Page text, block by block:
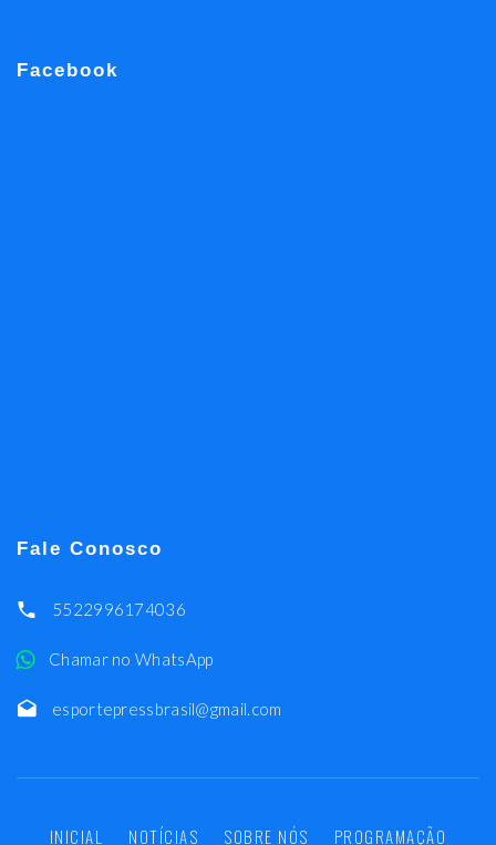
Facebook
Fale Conosco
5522996174036
Chamar no WhatsApp
esportepressbrasil@gmail.com
INICIAL NOTÍCIAS SOBRE NÓS PROGRAMAÇÃO